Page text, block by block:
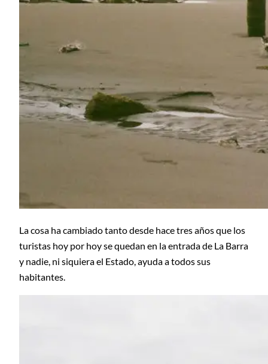
La cosa ha cambiado tanto desde hace tres años que los
turistas hoy por hoy se quedan en la entrada de La Barra
y nadie, ni siquiera el Estado, ayuda a todos sus
habitantes.